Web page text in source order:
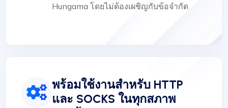
Hungama โดยไม่ต้องเผชิญกับข้อจำกัด
พร้อมใช้งานสำหรับ HTTP
และ SOCKS ในทุกสภาพ